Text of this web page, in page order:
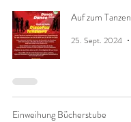
Auf zum Tanzen
25. Sept. 2024
Einweihung Bücherstube